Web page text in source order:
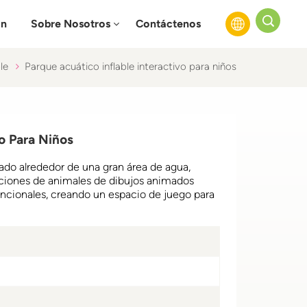
Sobre Nosotros Contáctenos
Español
Parque acuático inflable interactivo para niños
Para Niños
alrededor de una gran área de agua,
de animales de dibujos animados
creando un espacio de juego para